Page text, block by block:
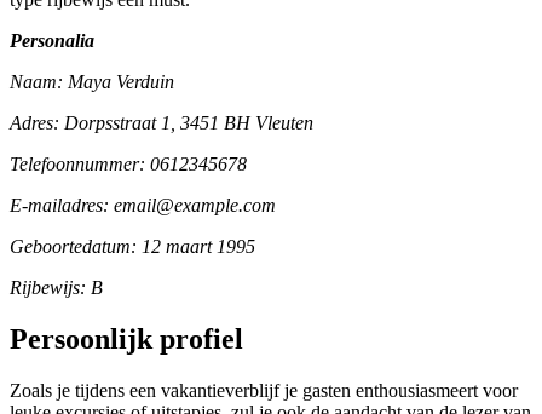
Personalia
Naam: Maya Verduin
Adres: Dorpsstraat 1, 3451 BH Vleuten
Telefoonnummer: 0612345678
E-mailadres: email@example.com
Geboortedatum: 12 maart 1995
Rijbewijs: B
Persoonlijk profiel
Zoals je tijdens een vakantieverblijf je gasten enthousiasmeert voor